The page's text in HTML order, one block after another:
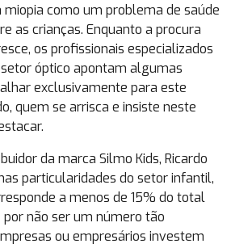
como um problema de saúde
as crianças. Enquanto a procura
os profissionais especializados
óptico apontam algumas
exclusivamente para este
quem se arrisca e insiste neste
da marca Silmo Kids, Ricardo
particularidades do setor infantil,
a menos de 15% do total
não ser um número tão
ou empresários investem